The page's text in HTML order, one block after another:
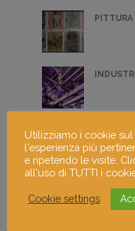
FREE
Utilizziamo i cookie
l'esperienza più
e ripetendo le visite.
all'uso di TUTTI i
Cookie settings